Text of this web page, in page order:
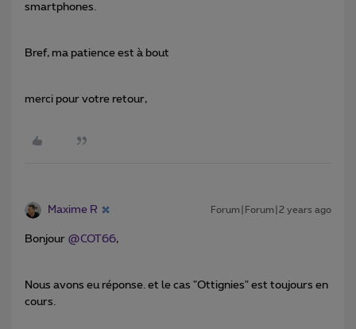
smartphones.
Bref, ma patience est à bout
merci pour votre retour,
Maxime R Forum|Forum|2 years ago
Bonjour @COT66,
Nous avons eu réponse. et le cas "Ottignies" est toujours en
cours.